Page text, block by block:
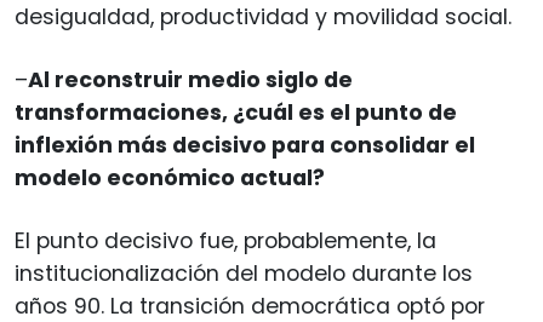
desigualdad, productividad y movilidad social.
–Al reconstruir medio siglo de
transformaciones, ¿cuál es el punto de
inflexión más decisivo para consolidar el
modelo económico actual?
El punto decisivo fue, probablemente, la
institucionalización del modelo durante los
años 90. La transición democrática optó por